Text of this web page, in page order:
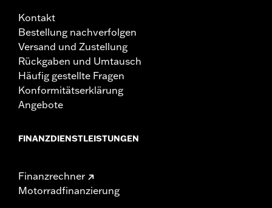
Kontakt
Bestellung nachverfolgen
Versand und Zustellung
Rückgaben und Umtausch
Häufig gestellte Fragen
Konformitätserklärung
Angebote
FINANZDIENSTLEISTUNGEN
Finanzrechner
Motorradfinanzierung